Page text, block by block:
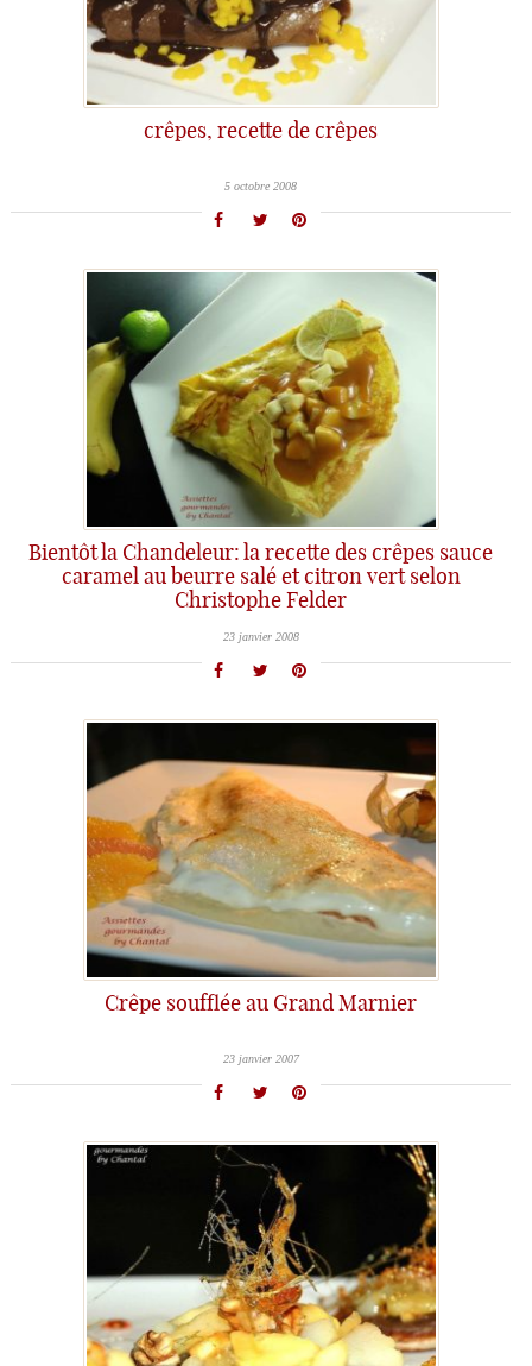
crêpes, recette de crêpes
5 octobre 2008
Bientôt la Chandeleur: la recette des crêpes sauce
caramel au beurre salé et citron vert selon
Christophe Felder
23 janvier 2008
Crêpe soufflée au Grand Marnier
23 janvier 2007